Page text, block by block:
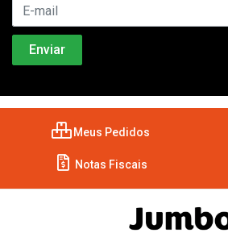
Meus Pedidos
Notas Fiscais